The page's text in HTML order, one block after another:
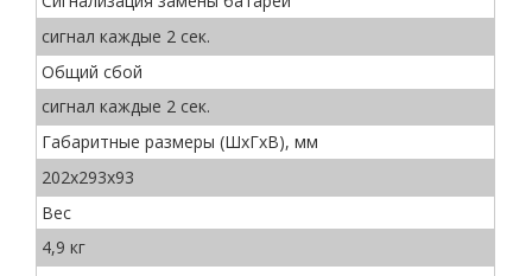
сигнал каждые 2 сек.
Общий сбой
сигнал каждые 2 сек.
Габаритные размеры (ШхГхВ), мм
202х293х93
Вес
4,9 кг